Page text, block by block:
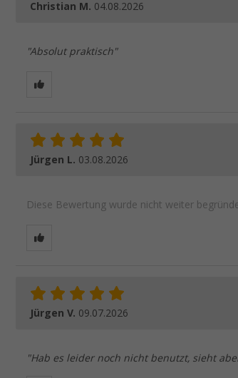
Christian M. 04.08.2026
"Absolut praktisch"
Jürgen L. 03.08.2026
Diese Bewertung wurde nicht weiter
Jürgen V. 09.07.2026
"Hab es leider noch nicht benutzt, sieht